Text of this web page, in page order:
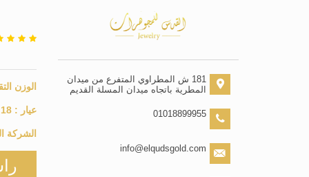
الوزن
عيار : 18
الشركة
181 ش المطراوي المتفرع من ميدان
المطرية باتجاه ميدان المسلة القديم
01018899955
info@elqudsgold.com